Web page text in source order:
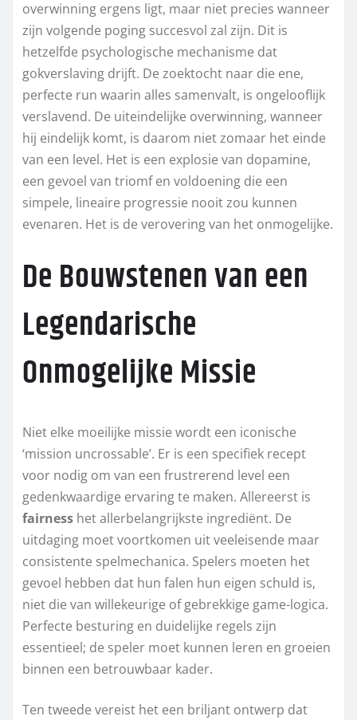
overwinning ergens ligt, maar niet precies wanneer
zijn volgende poging succesvol zal zijn. Dit is
hetzelfde psychologische mechanisme dat
gokverslaving drijft. De zoektocht naar die ene,
perfecte run waarin alles samenvalt, is ongelooflijk
verslavend. De uiteindelijke overwinning, wanneer
hij eindelijk komt, is daarom niet zomaar het einde
van een level. Het is een explosie van dopamine,
een gevoel van triomf en voldoening die een
simpele, lineaire progressie nooit zou kunnen
evenaren. Het is de verovering van het onmogelijke.
De Bouwstenen van een
Legendarische
Onmogelijke Missie
Niet elke moeilijke missie wordt een iconische
‘mission uncrossable’. Er is een specifiek recept
voor nodig om van een frustrerend level een
gedenkwaardige ervaring te maken. Allereerst is
fairness het allerbelangrijkste ingrediënt. De
uitdaging moet voortkomen uit veeleisende maar
consistente spelmechanica. Spelers moeten het
gevoel hebben dat hun falen hun eigen schuld is,
niet die van willekeurige of gebrekkige game-logica.
Perfecte besturing en duidelijke regels zijn
essentieel; de speler moet kunnen leren en groeien
binnen een betrouwbaar kader.
Ten tweede vereist het een briljant ontwerp dat